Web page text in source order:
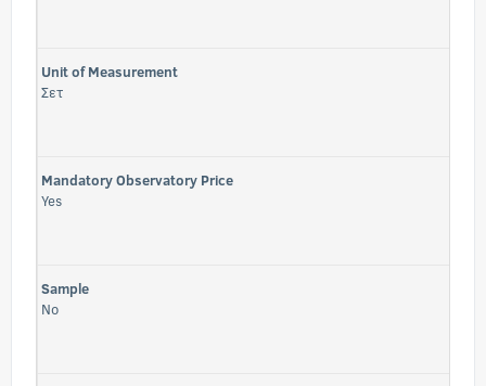
Unit of Measurement
Σετ
Mandatory Observatory Price
Yes
Sample
No